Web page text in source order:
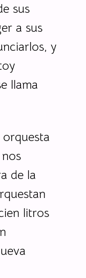
sus
a sus
y
llama
de la
litros